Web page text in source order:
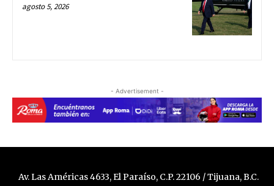
agosto 5, 2026
- Advertisement -
Av. Las Américas 4633, El Paraíso, C.P. 22106 / Tijuana, B.C.